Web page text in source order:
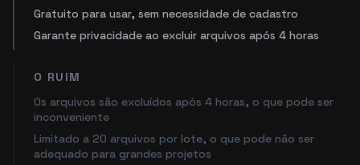
Gratuito para usar, sem necessidade de cadastro
Garante privacidade ao excluir arquivos após 4 horas
O RUIM
Os arquivos são excluídos após 4 horas, o que pode ser
inconveniente
Limitado a 20 arquivos por lote, o que pode não ser
adequado para grandes projetos